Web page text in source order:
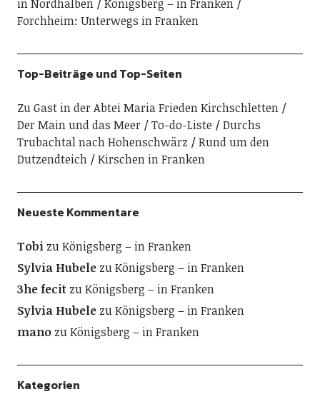
in Nordhalben
Königsberg – in Franken
Forchheim: Unterwegs in Franken
Top-Beiträge und Top-Seiten
Zu Gast in der Abtei Maria Frieden Kirchschletten
Der Main und das Meer
To-do-Liste
Durchs
Trubachtal nach Hohenschwärz
Rund um den
Dutzendteich
Kirschen in Franken
Neueste Kommentare
TobizuKönigsberg – in Franken
Sylvia HubelezuKönigsberg – in Franken
3he fecitzuKönigsberg – in Franken
Sylvia HubelezuKönigsberg – in Franken
manozuKönigsberg – in Franken
Kategorien